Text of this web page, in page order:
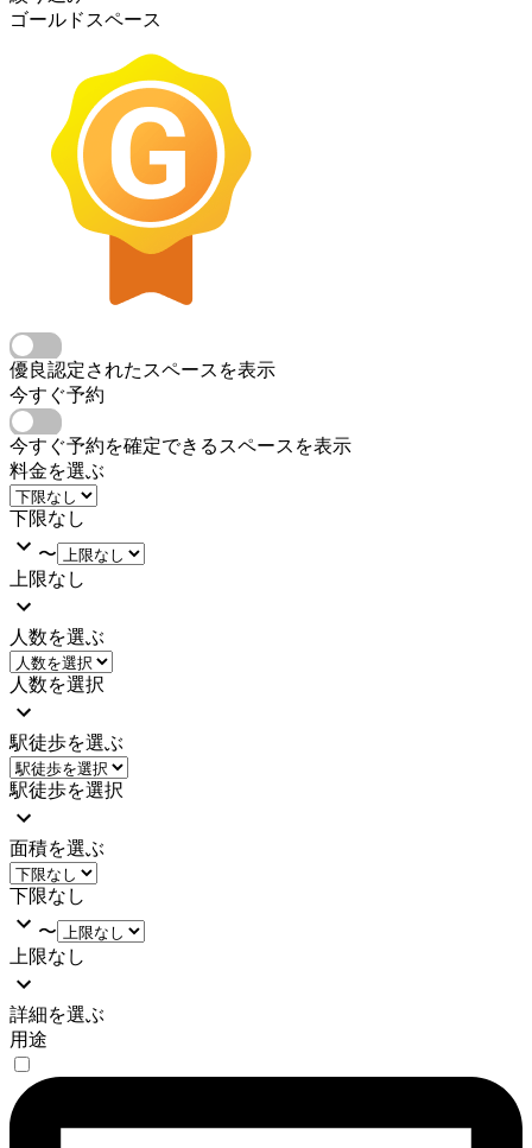
ゴールドスペース
優良認定されたスペースを表示
今すぐ予約
今すぐ予約を確定できるスペースを表示
料金を選ぶ
下限なし
〜
上限なし
人数を選ぶ
人数を選択
駅徒歩を選ぶ
駅徒歩を選択
面積を選ぶ
下限なし
〜
上限なし
詳細を選ぶ
用途